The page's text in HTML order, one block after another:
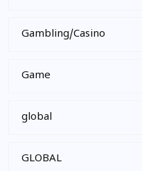
Gambling/Casino
Game
global
GLOBAL